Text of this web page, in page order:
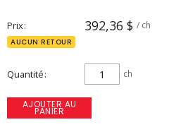
Prix 392,36 $ / ch
AUCUN RETOUR
Quantité ch
AJOUTER AU
PANIER